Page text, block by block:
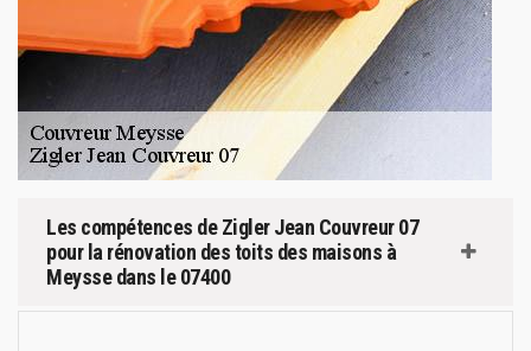
Les compétences de Zigler Jean Couvreur 07
pour la rénovation des toits des maisons à
Meysse dans le 07400